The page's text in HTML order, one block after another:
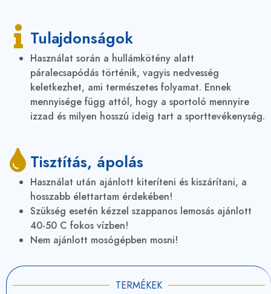
Tulajdonságok
Használat során a hullámkötény alatt
páralecsapódás történik, vagyis nedvesség
keletkezhet, ami természetes folyamat. Ennek
mennyisége függ attól, hogy a sportoló mennyire
izzad és milyen hosszú ideig tart a sporttevékenység.
Tisztítás, ápolás
Használat után ajánlott kiteríteni és kiszárítani, a
hosszabb élettartam érdekében!
Szükség esetén kézzel szappanos lemosás ajánlott
40-50 C fokos vízben!
Nem ajánlott mosógépben mosni!
TERMÉKEK